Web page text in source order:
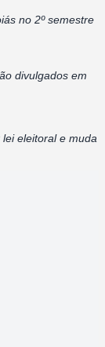
no 2º semestre
divulgados em
eleitoral e muda